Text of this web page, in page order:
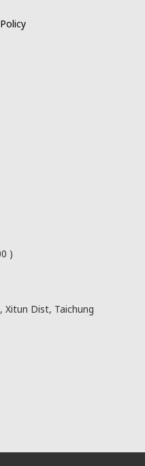
)
Xitun Dist, Taichung